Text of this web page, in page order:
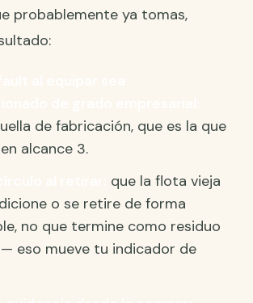
probablemente ya tomas,
de fabricación, que es la que
alcance 3.
que la flota vieja
o se retire de forma
no que termine como residuo
eso mueve tu indicador de